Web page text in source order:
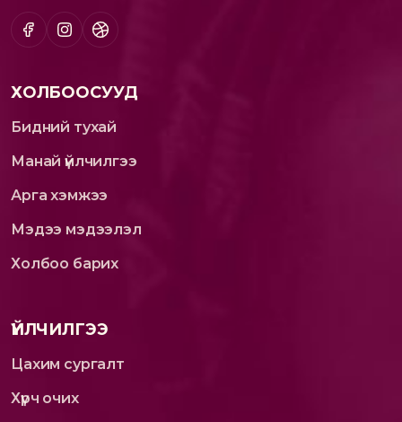
ХОЛБООСУУД
Бидний тухай
Манай үйлчилгээ
Арга хэмжээ
Мэдээ мэдээлэл
Холбоо барих
ҮЙЛЧИЛГЭЭ
Цахим сургалт
Хүрч очих